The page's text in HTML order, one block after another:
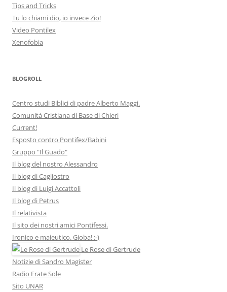
Tips and Tricks
Tu lo chiami dio, io invece Zio!
Video Pontilex
Xenofobia
BLOGROLL
Centro studi Biblici di padre Alberto Maggi.
Comunità Cristiana di Base di Chieri
Current!
Esposto contro Pontifex/Babini
Gruppo "Il Guado"
Il blog del nostro Alessandro
Il blog di Cagliostro
Il blog di Luigi Accattoli
Il blog di Petrus
Il relativista
Il sito dei nostri amici Pontifessi.
Ironico e maieutico. Gioba! :-)
Le Rose di Gertrude
Notizie di Sandro Magister
Radio Frate Sole
Sito UNAR